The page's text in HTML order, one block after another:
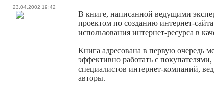
23.04.2002 19:42
В книге, написанной ведущими
проектом по созданию интернет-
использования интернет-ресурса в
Книга адресована в первую очередь
эффективно работать с
специалистов интернет-компаний,
авторы.